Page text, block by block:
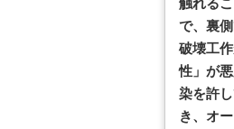
で、裏
破壊工
性」が
染を許
き、オ